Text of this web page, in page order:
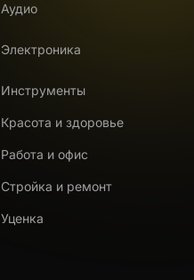
Аудио
Электроника
Инструменты
Красота и здоровье
Работа и офис
Стройка и ремонт
Уценка